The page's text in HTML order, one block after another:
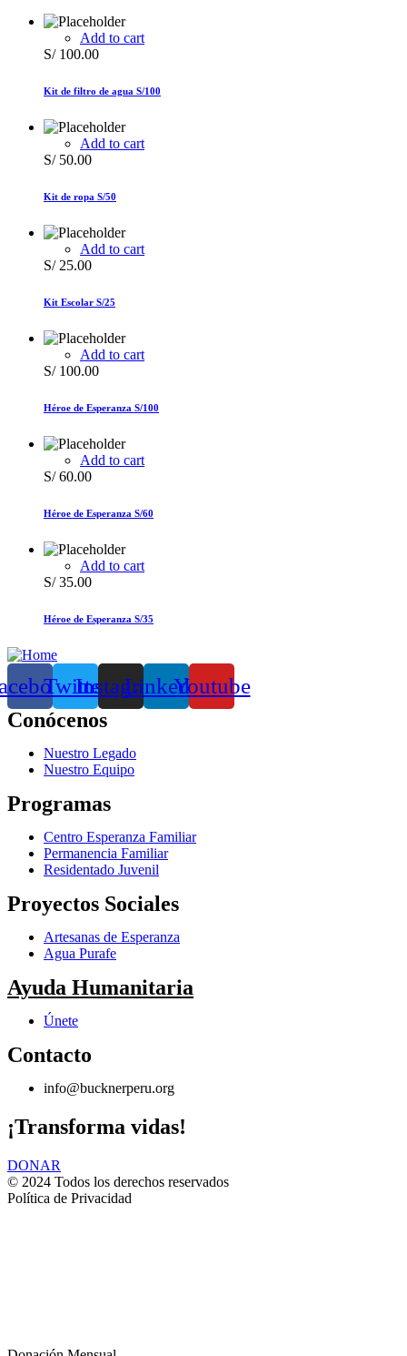
Add to cart
S/100.00
Kit de filtro de agua S/100
Add to cart
S/50.00
Kit de ropa S/50
Add to cart
S/25.00
Kit Escolar S/25
Add to cart
S/100.00
Héroe de Esperanza S/100
Add to cart
S/60.00
Héroe de Esperanza S/60
Add to cart
S/35.00
Héroe de Esperanza S/35
TwitterInstagramLinkedinYoutube
Conócenos
Nuestro Legado
Nuestro Equipo
Programas
Centro Esperanza Familiar
Permanencia Familiar
Residentado Juvenil
Proyectos Sociales
Artesanas de Esperanza
Agua Purafe
Ayuda Humanitaria
Únete
Contacto
info@bucknerperu.org
¡Transforma vidas!
DONAR
© 2024 Todos los derechos reservados
Política de Privacidad